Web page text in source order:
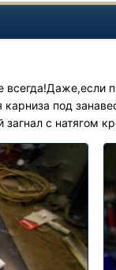
всегда!Даже,если
карниза под
с натягом